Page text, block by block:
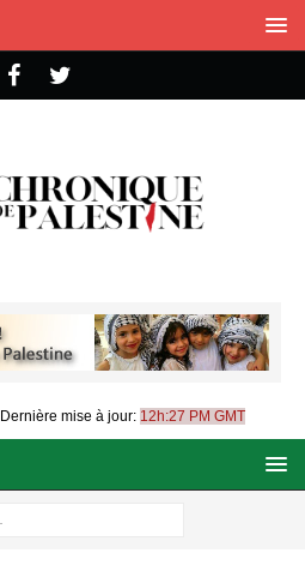
Dernière mise à jour: 12h:27 PM GMT